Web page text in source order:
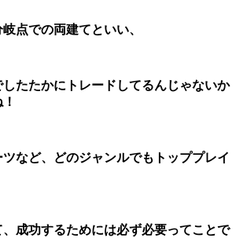
点での両建てといい、
たたかにトレードしてるんじゃないか
など、どのジャンルでもトッププレイ
成功するためには必ず必要ってことで